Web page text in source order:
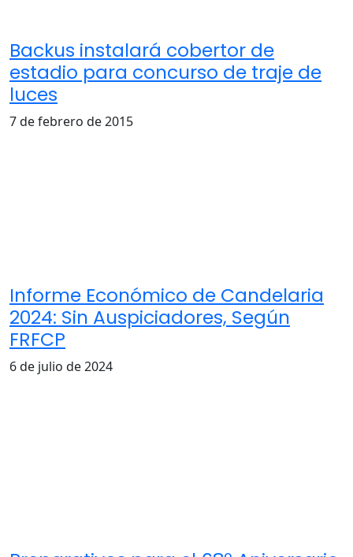
Backus instalará cobertor de
estadio para concurso de traje de
luces
7 de febrero de 2015
Informe Económico de Candelaria
2024: Sin Auspiciadores, Según
FRFCP
6 de julio de 2024